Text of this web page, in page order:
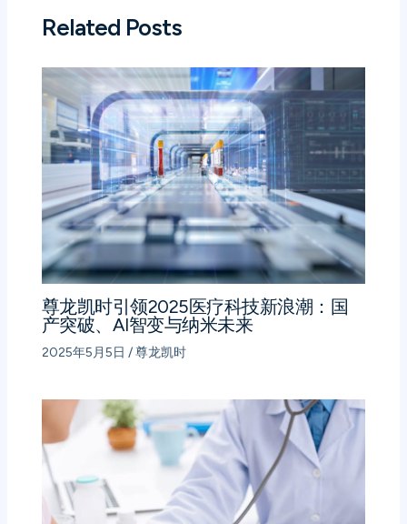
Related Posts
尊龙凯时引领2025医疗科技新浪潮：国
产突破、AI智变与纳米未来
2025年5月5日 /尊龙凯时